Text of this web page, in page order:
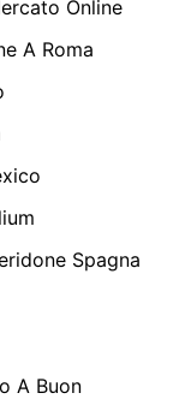
Online
A Roma
Spagna
A Buon